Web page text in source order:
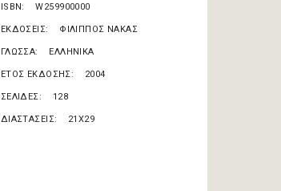
ISBN W259900000
ΕΚΔΟΣΕΙΣ ΦΙΛΙΠΠΟΣ ΝΑΚΑΣ
ΓΛΩΣΣΑ ΕΛΛΗΝΙΚΑ
ΕΤΟΣ ΕΚΔΟΣΗΣ 2004
ΣΕΛΙΔΕΣ 128
ΔΙΑΣΤΑΣΕΙΣ 21X29